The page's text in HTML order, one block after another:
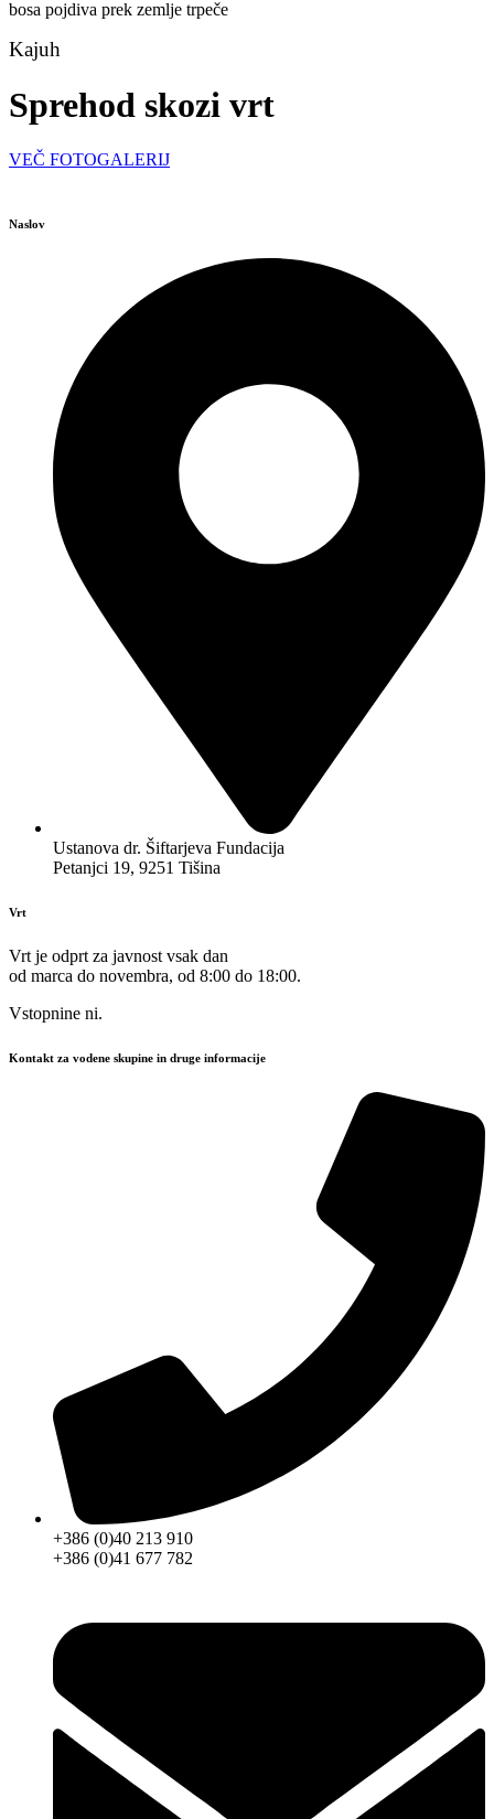
bosa pojdiva prek zemlje trpeče
Kajuh
Sprehod skozi vrt
VEČ FOTOGALERIJ
Naslov
Ustanova dr. Šiftarjeva Fundacija
Petanjci 19, 9251 Tišina
Vrt
Vrt je odprt za javnost vsak dan
od marca do novembra, od 8:00 do 18:00.
Vstopnine ni.
Kontakt za vodene skupine in druge informacije
+386 (0)40 213 910
+386 (0)41 677 782